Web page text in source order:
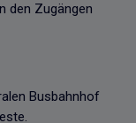
den Zugängen
Busbahnhof